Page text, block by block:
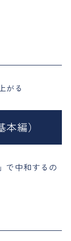
がる
編）
で中和するの